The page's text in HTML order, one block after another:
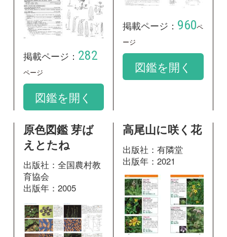
えとたね
出版社：全国農村教
育協会
出版年：2005
ージ
図鑑を開く
出版社：有隣堂
ジ
図鑑を開く
箱根に咲く花
出版年：2024
山に咲く花 増
補改訂新版
出版社：山と溪谷社
出版年：2013